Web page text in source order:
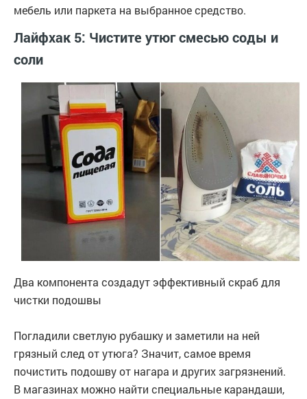
мебель или паркета на выбранное средство.
Лайфхак 5: Чистите утюг смесью соды и
соли
Два компонента создадут эффективный скраб для
чистки подошвы
Погладили светлую рубашку и заметили на ней
грязный след от утюга? Значит, самое время
почистить подошву от нагара и других загрязнений.
В магазинах можно найти специальные карандаши,